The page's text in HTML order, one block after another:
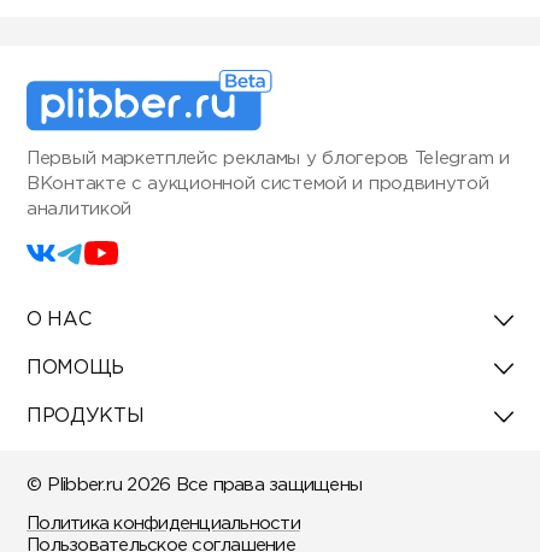
Первый маркетплейс рекламы у блогеров Telegram и
ВКонтакте с аукционной системой и продвинутой
аналитикой
О НАС
ПОМОЩЬ
ПРОДУКТЫ
© Plibber.ru 2026 Все права защищены
Политика конфиденциальности
Пользовательское соглашение